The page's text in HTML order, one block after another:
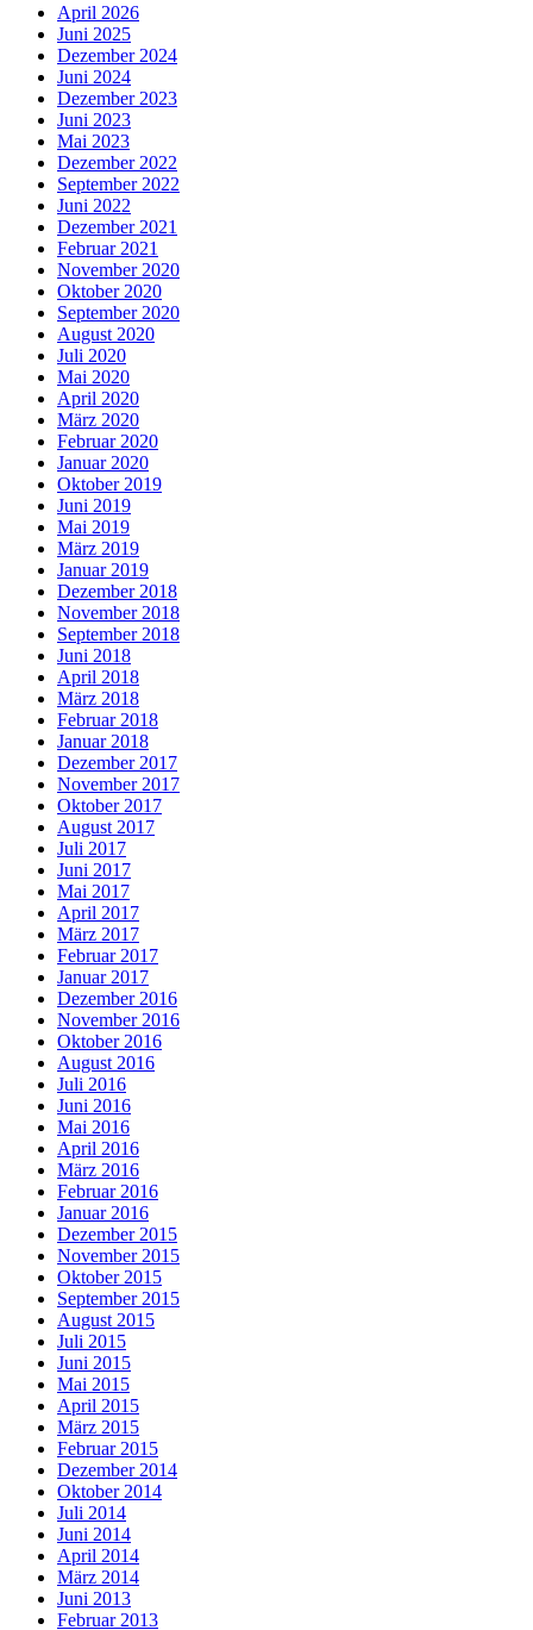
April 2026
Juni 2025
Dezember 2024
Juni 2024
Dezember 2023
Juni 2023
Mai 2023
Dezember 2022
September 2022
Juni 2022
Dezember 2021
Februar 2021
November 2020
Oktober 2020
September 2020
August 2020
Juli 2020
Mai 2020
April 2020
März 2020
Februar 2020
Januar 2020
Oktober 2019
Juni 2019
Mai 2019
März 2019
Januar 2019
Dezember 2018
November 2018
September 2018
Juni 2018
April 2018
März 2018
Februar 2018
Januar 2018
Dezember 2017
November 2017
Oktober 2017
August 2017
Juli 2017
Juni 2017
Mai 2017
April 2017
März 2017
Februar 2017
Januar 2017
Dezember 2016
November 2016
Oktober 2016
August 2016
Juli 2016
Juni 2016
Mai 2016
April 2016
März 2016
Februar 2016
Januar 2016
Dezember 2015
November 2015
Oktober 2015
September 2015
August 2015
Juli 2015
Juni 2015
Mai 2015
April 2015
März 2015
Februar 2015
Dezember 2014
Oktober 2014
Juli 2014
Juni 2014
April 2014
März 2014
Juni 2013
Februar 2013